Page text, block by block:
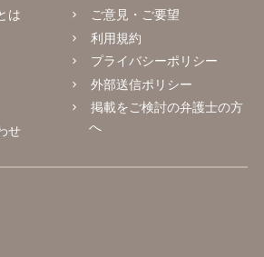
は
せ
ご意見・ご要望
利用規約
プライバシーポリシー
外部送信ポリシー
掲載をご検討の弁護士の方
へ